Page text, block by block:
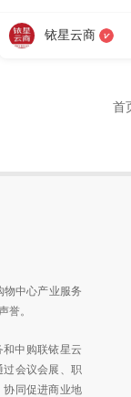
铱星云商
首
中心产业服务
誉。
中购联铱星云
会议会展、职
协同促进商业地